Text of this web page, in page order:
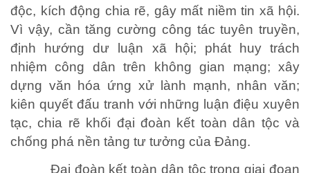
độc, kích động chia rẽ, gây mất niềm tin xã hội.
Vì vậy, cần tăng cường công tác tuyên truyền,
định hướng dư luận xã hội; phát huy trách
nhiệm công dân trên không gian mạng; xây
dựng văn hóa ứng xử lành mạnh, nhân văn;
kiên quyết đấu tranh với những luận điệu xuyên
tạc, chia rẽ khối đại đoàn kết toàn dân tộc và
chống phá nền tảng tư tưởng của Đảng.
Đại đoàn kết toàn dân tộc trong giai đoạn